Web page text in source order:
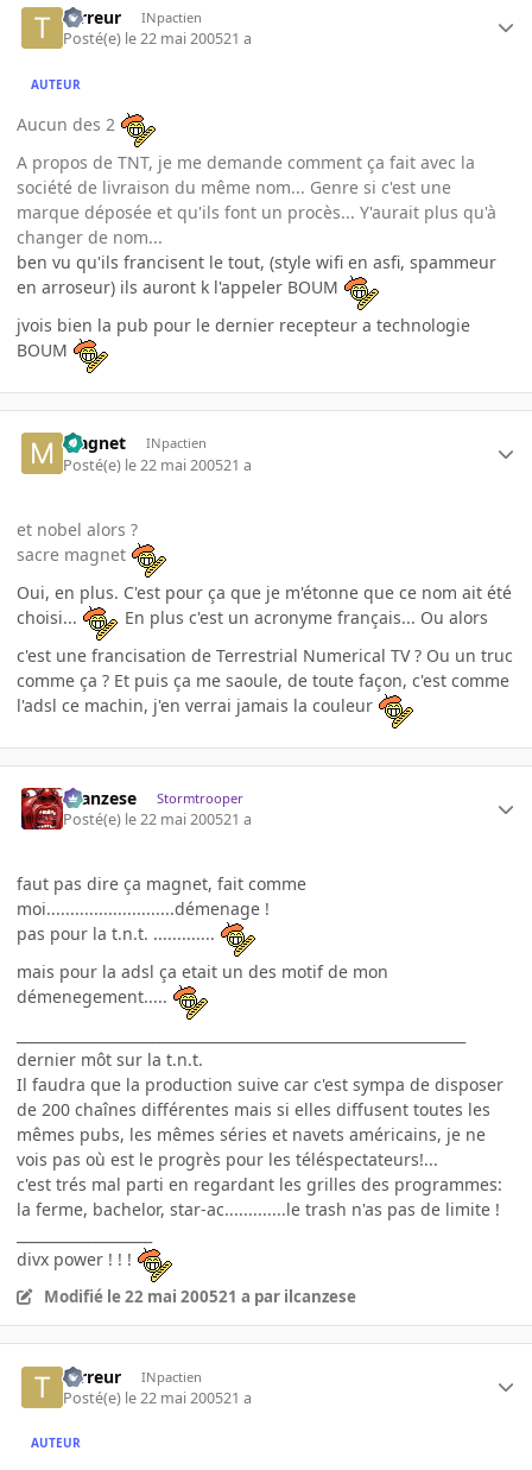
terreur INpactien
Posté(e) le 22 mai 200521 a
AUTEUR
Aucun des 2
A propos de TNT, je me demande comment ça fait avec la
société de livraison du même nom... Genre si c'est une
marque déposée et qu'ils font un procès... Y'aurait plus qu'à
changer de nom...
ben vu qu'ils francisent le tout, (style wifi en asfi, spammeur
en arroseur) ils auront k l'appeler BOUM
jvois bien la pub pour le dernier recepteur a technologie
BOUM
Magnet INpactien
Posté(e) le 22 mai 200521 a
et nobel alors ?
sacre magnet
Oui, en plus. C'est pour ça que je m'étonne que ce nom ait été
choisi...
En plus c'est un acronyme français... Ou alors
c'est une francisation de Terrestrial Numerical TV ? Ou un truc
comme ça ? Et puis ça me saoule, de toute façon, c'est comme
l'adsl ce machin, j'en verrai jamais la couleur
ilcanzese Stormtrooper
Posté(e) le 22 mai 200521 a
faut pas dire ça magnet, fait comme
moi...........................démenage !
pas pour la t.n.t. .............
mais pour la adsl ça etait un des motif de mon
démenegement.....
dernier môt sur la t.n.t.
Il faudra que la production suive car c'est sympa de disposer
de 200 chaînes différentes mais si elles diffusent toutes les
mêmes pubs, les mêmes séries et navets américains, je ne
vois pas où est le progrès pour les téléspectateurs!...
c'est trés mal parti en regardant les grilles des programmes:
la ferme, bachelor, star-ac.............le trash n'as pas de limite !
divx power ! ! !
Modifié le 22 mai 200521 a par ilcanzese
terreur INpactien
Posté(e) le 22 mai 200521 a
AUTEUR